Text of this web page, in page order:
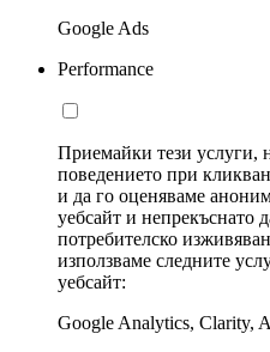
Google Ads
Performance
Приемайки тези услуги,
поведението при
и да го оценяваме
уебсайт и непрекъснато
потребителско
използваме следните
уебсайт:
Google Analytics, Clarity,